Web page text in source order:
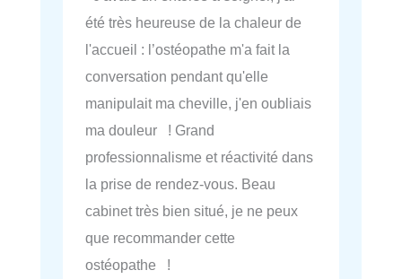
été très heureuse de la chaleur de
l'accueil : l’ostéopathe m'a fait la
conversation pendant qu'elle
manipulait ma cheville, j'en oubliais
ma douleur ! Grand
professionnalisme et réactivité dans
la prise de rendez-vous. Beau
cabinet très bien situé, je ne peux
que recommander cette
ostéopathe !